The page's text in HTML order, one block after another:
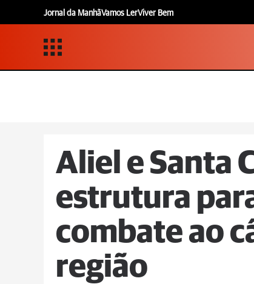
Jornal da ManhãVamos LerViver Bem
Aliel e Santa
estrutura
combate ao
região